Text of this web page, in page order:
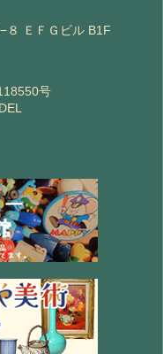
８ ＥＦＧビル B1F
号